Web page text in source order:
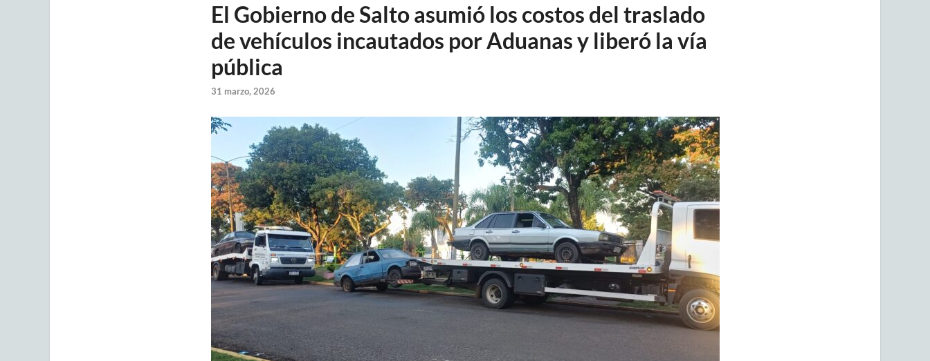
El Gobierno de Salto asumió los costos del traslado
de vehículos incautados por Aduanas y liberó la vía
pública
31 marzo, 2026